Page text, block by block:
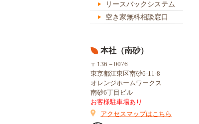
リースバックシステム
空き家無料相談窓口
本社（南砂）
〒136－0076
東京都江東区南砂6-11-8
オレンジホームワークス
南砂6丁目ビル
お客様駐車場あり
アクセスマップはこちら